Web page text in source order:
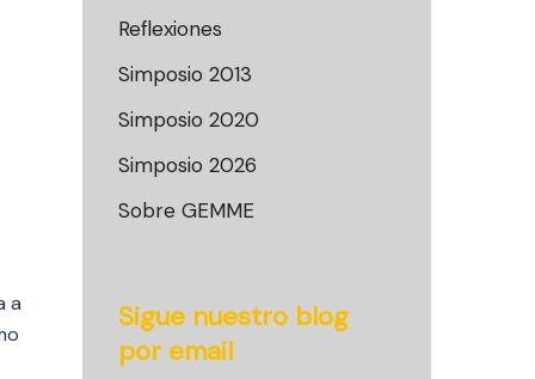
a
Reflexiones
Simposio 2013
Simposio 2020
Simposio 2026
Sobre GEMME
Sigue nuestro blog
por email